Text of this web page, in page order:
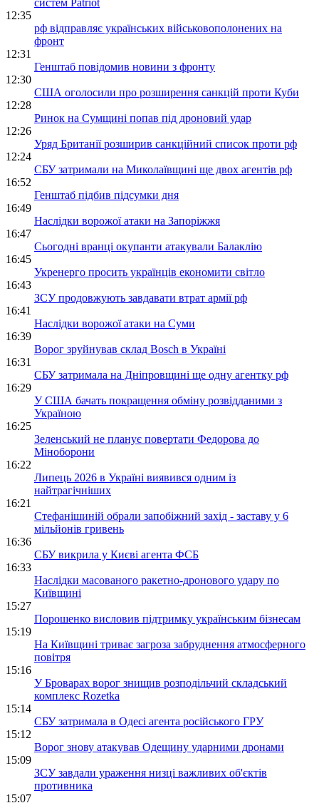
систем Patriot
12:35
рф відправляє українських військовополонених на
фронт
12:31
Генштаб повідомив новини з фронту
12:30
США оголосили про розширення санкцій проти Куби
12:28
Ринок на Сумщині попав під дроновий удар
12:26
Уряд Британії розширив санкційний список проти рф
12:24
СБУ затримали на Миколаївщині ще двох агентів рф
16:52
Генштаб підбив підсумки дня
16:49
Наслідки ворожої атаки на Запоріжжя
16:47
Сьогодні вранці окупанти атакували Балаклію
16:45
Укренерго просить українців економити світло
16:43
ЗСУ продовжують завдавати втрат армії рф
16:41
Наслідки ворожої атаки на Суми
16:39
Ворог зруйнував склад Bosch в Україні
16:31
СБУ затримала на Дніпровщині ще одну агентку рф
16:29
У США бачать покращення обміну розвідданими з
Україною
16:25
Зеленський не планує повертати Федорова до
Міноборони
16:22
Липець 2026 в Україні виявився одним із
найтрагічніших
16:21
Стефанішиній обрали запобіжний захід - заставу у 6
мільйонів гривень
16:36
СБУ викрила у Києві агента ФСБ
16:33
Наслідки масованого ракетно-дронового удару по
Київщині
15:27
Порошенко висловив підтримку українським бізнесам
15:19
На Київщині триває загроза забруднення атмосферного
повітря
15:16
У Броварах ворог знищив розподільчий складський
комплекс Rozetka
15:14
СБУ затримала в Одесі агента російського ГРУ
15:12
Ворог знову атакував Одещину ударними дронами
15:09
ЗСУ завдали ураження низці важливих об'єктів
противника
15:07